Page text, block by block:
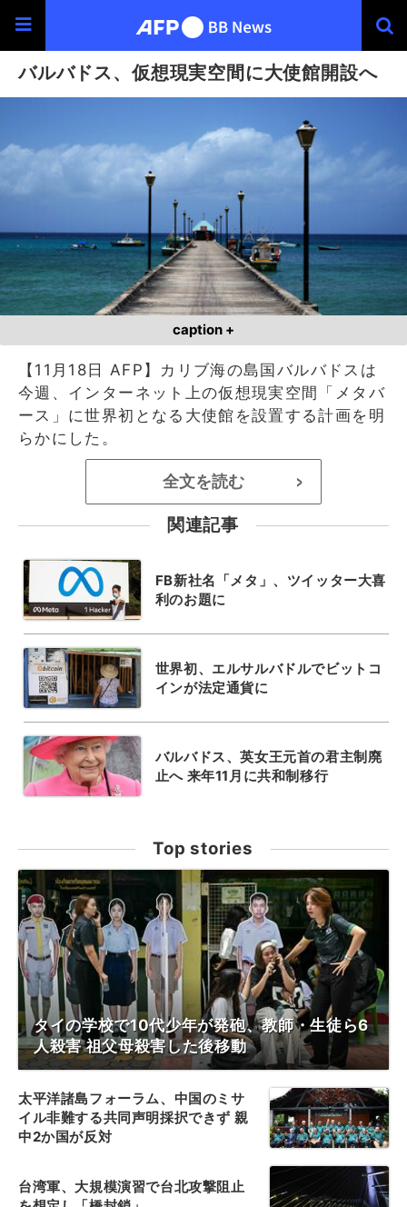
バルバドス、仮想現実空間に大使館開設へ
caption +
【11月18日 AFP】カリブ海の島国バルバドスは
今週、インターネット上の仮想現実空間「メタバ
ース」に世界初となる大使館を設置する計画を明
らかにした。
全文を読む >
関連記事
FB新社名「メタ」、ツイッター大喜
利のお題に
世界初、エルサルバドルでビットコ
インが法定通貨に
バルバドス、英女王元首の君主制廃
止へ 来年11月に共和制移行
Top stories
タイの学校で10代少年が発砲、教師・生徒ら6
人殺害 祖父母殺害した後移動
太平洋諸島フォーラム、中国のミサ
イル非難する共同声明採択できず 親
中2か国が反対
台湾軍、大規模演習で台北攻撃阻止